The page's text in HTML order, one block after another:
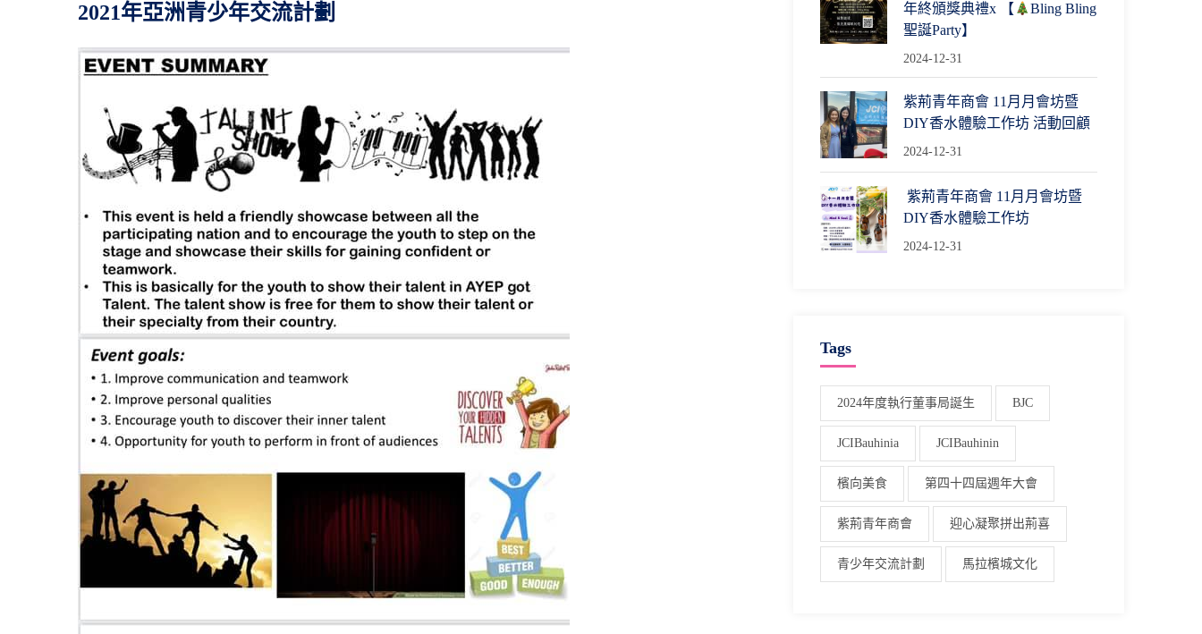
2021年亞洲青少年交流計劃
年終頒獎典禮x 【
Bling Bling
聖誕Party】
2024-12-31
紫荊青年商會 11月月會坊暨
DIY香水體驗工作坊 活動回顧
2024-12-31
紫荊青年商會 11月月會坊暨
DIY香水體驗工作坊
2024-12-31
Tags
2024年度執行董事局誕生 BJC
JCIBauhinia JCIBauhinin
檳向美食 第四十四屆週年大會
紫荊青年商會 迎心凝聚拼出荊喜
青少年交流計劃 馬拉檳城文化